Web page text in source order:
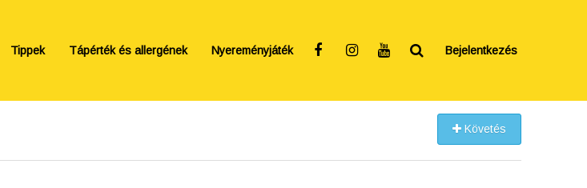
Tippek Tápérték és allergének Nyereményjáték Bejelentkezés
Követés